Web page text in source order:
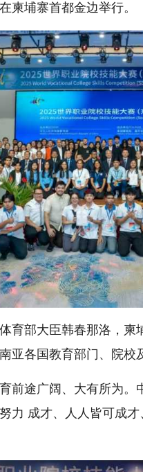
柬埔寨首都金边举行。
育部大臣韩春那洛，
亚各国教育部门、院校
前途广阔、大有所为
力 成才、人人皆可成